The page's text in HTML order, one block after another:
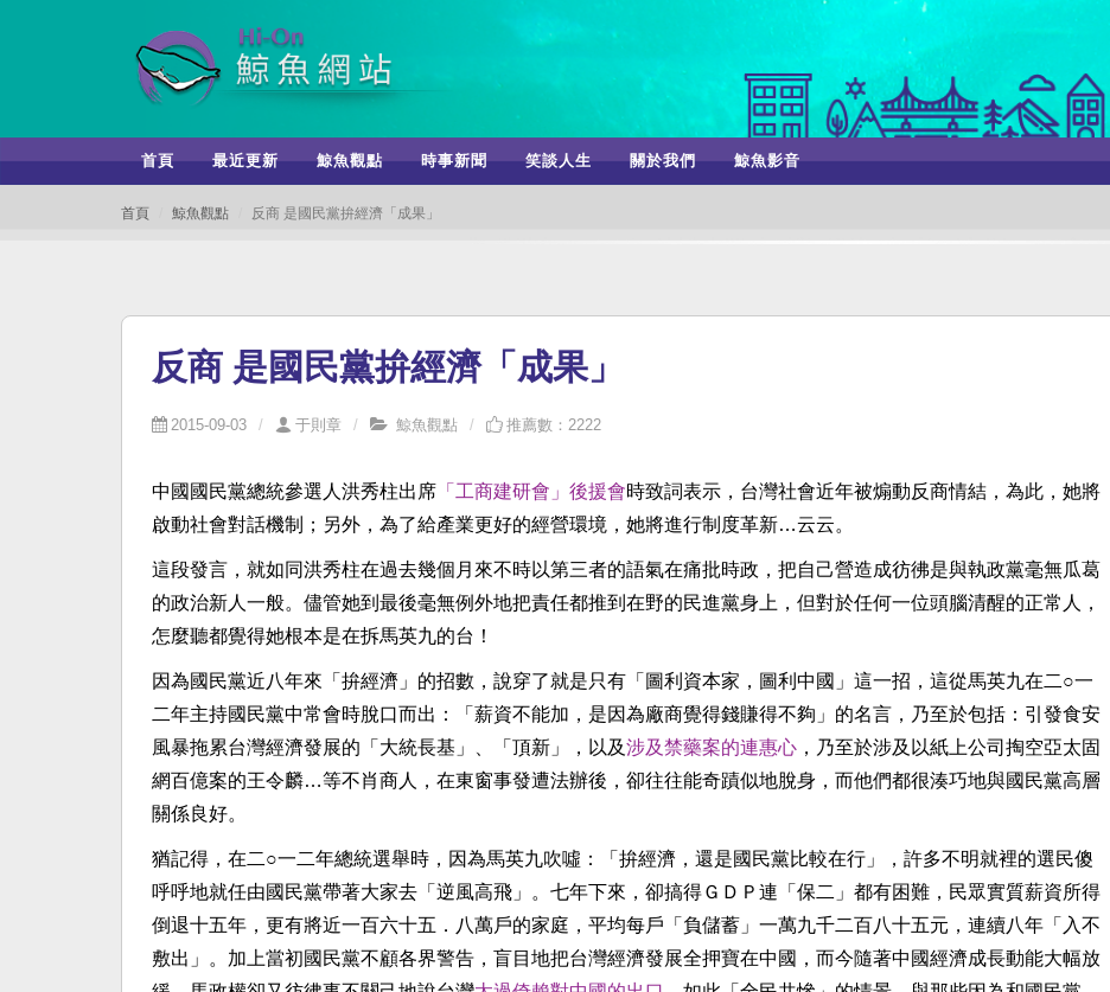
首頁 最近更新 鯨魚觀點 時事新聞 笑談人生 關於我們 鯨魚影音
首頁 鯨魚觀點 反商 是國民黨拚經濟「成果」
反商 是國民黨拚經濟「成果」
2015-09-03 于則章 鯨魚觀點 推薦數：2222
中國國民黨總統參選人洪秀柱出席 「工商建研會」後援會時致詞表示，台灣社會近年被煽動反商情結，為此，她將
啟動社會對話機制；另外，為了給產業更好的經營環境，她將進行制度革新…云云。
這段發言，就如同洪秀柱在過去幾個月來不時以第三者的語氣在痛批時政，把自己營造成彷彿是與執政黨毫無瓜葛
的政治新人一般。儘管她到最後毫無例外地把責任都推到在野的民進黨身上，但對於任何一位頭腦清醒的正常人，
怎麼聽都覺得她根本是在拆馬英九的台！
因為國民黨近八年來「拚經濟」的招數，說穿了就是只有「圖利資本家，圖利中國」這一招，這從馬英九在二○一
二年主持國民黨中常會時脫口而出：「薪資不能加，是因為廠商覺得錢賺得不夠」的名言，乃至於包括：引發食安
風暴拖累台灣經濟發展的「大統長基」、「頂新」，以及涉及禁藥案的連惠心 ，乃至於涉及以紙上公司掏空亞太固
網百億案的王令麟…等不肖商人，在東窗事發遭法辦後，卻往往能奇蹟似地脫身，而他們都很湊巧地與國民黨高層
關係良好。
猶記得，在二○一二年總統選舉時，因為馬英九吹噓：「拚經濟，還是國民黨比較在行」，許多不明就裡的選民傻
呼呼地就任由國民黨帶著大家去「逆風高飛」。七年下來，卻搞得ＧＤＰ連「保二」都有困難，民眾實質薪資所得
倒退十五年，更有將近一百六十五．八萬戶的家庭，平均每戶「負儲蓄」一萬九千二百八十五元，連續八年「入不
敷出」。加上當初國民黨不顧各界警告，盲目地把台灣經濟發展全押寶在中國，而今隨著中國經濟成長動能大幅放